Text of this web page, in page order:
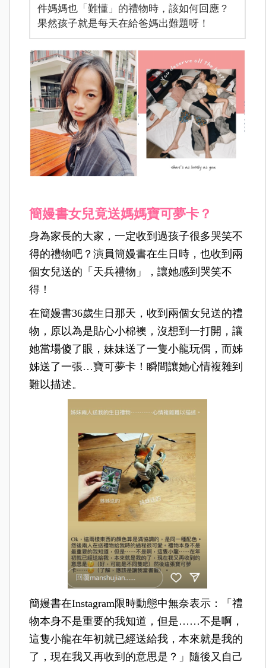
件媽媽也「難懂」的禮物時，該如何回應？
果然孩子就是每天在給爸媽出難題呀！
簡嫚書女兒竟送媽媽寶可夢卡？
身為家長的大家，一定收到過孩子很多哭笑不
得的禮物吧？演員簡嫚書在生日時，也收到兩
個女兒送的「天兵禮物」，讓她感到哭笑不
得！
在簡嫚書36歲生日那天，收到兩個女兒送的禮
物，原以為是貼心小棉襖，沒想到一打開，讓
她當場傻了眼，妹妹送了一隻小龍玩偶，而姊
姊送了一張…寶可夢卡！瞬間讓她心情複雜到
難以描述。
簡嫚書在Instagram限時動態中無奈表示：「禮
物本身不是重要的我知道，但是……不是啊，
這隻小龍在年初就已經送給我，本來就是我的
了，現在我又再收到的意思是？」隨後又自己